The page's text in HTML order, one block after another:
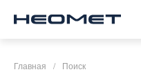
Главная / Поиск